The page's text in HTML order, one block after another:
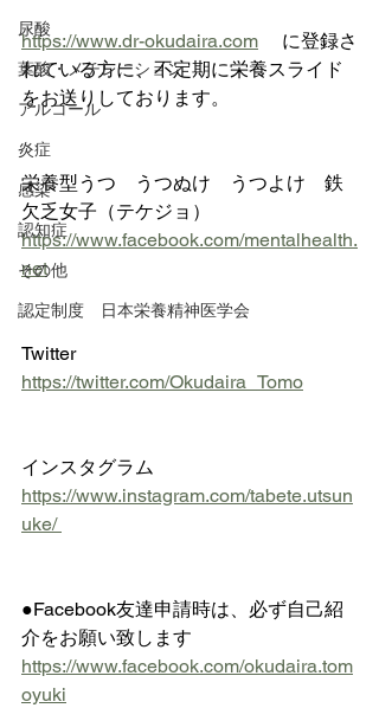
尿酸
葉酸・メチレーション
アルコール
炎症
感染
認知症
その他
認定制度 日本栄養精神医学会
https://www.dr-okudaira.com に登録さ
れている方に、不定期に栄養スライド
をお送りしております。
栄養型うつ　うつぬけ　うつよけ　鉄
欠乏女子（テケジョ）
https://www.facebook.com/mentalhealth.
net
Twitter
https://twitter.com/Okudaira_Tomo
インスタグラム
https://www.instagram.com/tabete.utsun
uke/
●Facebook友達申請時は、必ず自己紹
介をお願い致します
https://www.facebook.com/okudaira.tom
oyuki